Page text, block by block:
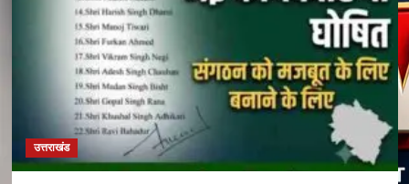
उत्तराखंड